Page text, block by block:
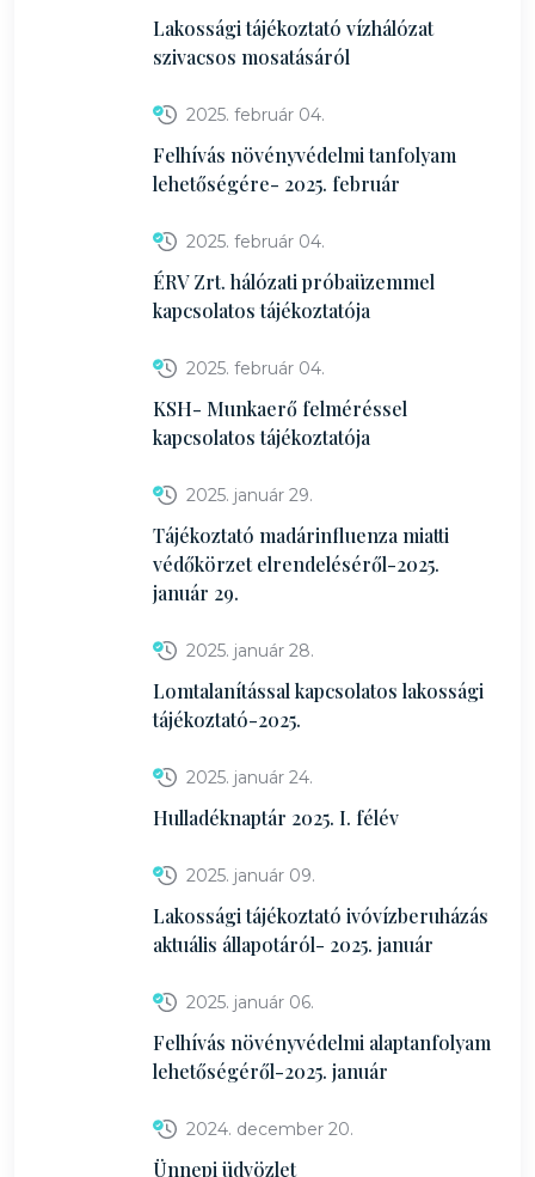
Lakossági tájékoztató vízhálózat
szivacsos mosatásáról
2025. február 04.
Felhívás növényvédelmi tanfolyam
lehetőségére- 2025. február
2025. február 04.
ÉRV Zrt. hálózati próbaüzemmel
kapcsolatos tájékoztatója
2025. február 04.
KSH- Munkaerő felméréssel
kapcsolatos tájékoztatója
2025. január 29.
Tájékoztató madárinfluenza miatti
védőkörzet elrendeléséről-2025.
január 29.
2025. január 28.
Lomtalanítással kapcsolatos lakossági
tájékoztató-2025.
2025. január 24.
Hulladéknaptár 2025. I. félév
2025. január 09.
Lakossági tájékoztató ivóvízberuházás
aktuális állapotáról- 2025. január
2025. január 06.
Felhívás növényvédelmi alaptanfolyam
lehetőségéről-2025. január
2024. december 20.
Ünnepi üdvözlet